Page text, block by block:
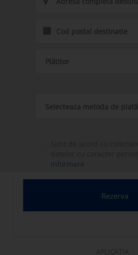
Plătitor
Selecteaza metoda de plată
informare